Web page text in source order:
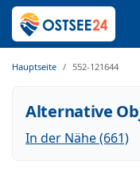
Hauptseite 552-121644
Alternative
In der Nähe (661)